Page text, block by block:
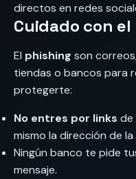
directos en redes
Cuidado con
El phishing son
tiendas o bancos para
protegerte:
No entres por links de
mismo la dirección de
Ningún banco te pide
mensaje.